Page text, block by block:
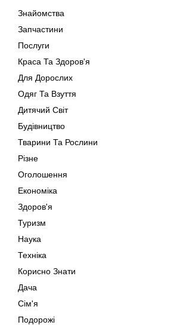
Знайомства
Запчастини
Послуги
Краса Та Здоров'я
Для Дорослих
Одяг Та Взуття
Дитячий Світ
Будівництво
Тварини Та Рослини
Різне
Оголошення
Економіка
Здоров'я
Туризм
Наука
Техніка
Корисно Знати
Дача
Сім'я
Подорожі